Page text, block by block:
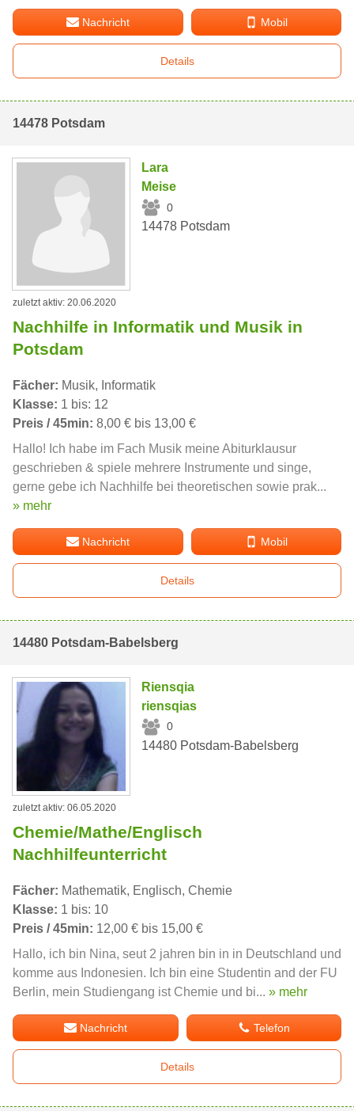
Nachricht Mobil
Details
14478 Potsdam
Lara
Meise
0
14478 Potsdam
zuletzt aktiv: 20.06.2020
Nachhilfe in Informatik und Musik in
Potsdam
Fächer: Musik, Informatik
Klasse: 1 bis: 12
Preis / 45min: 8,00 € bis 13,00 €
Hallo! Ich habe im Fach Musik meine Abiturklausur
geschrieben & spiele mehrere Instrumente und singe,
gerne gebe ich Nachhilfe bei theoretischen sowie prak...
» mehr
Nachricht Mobil
Details
14480 Potsdam-Babelsberg
Riensqia
riensqias
0
14480 Potsdam-Babelsberg
zuletzt aktiv: 06.05.2020
Chemie/Mathe/Englisch
Nachhilfeunterricht
Fächer: Mathematik, Englisch, Chemie
Klasse: 1 bis: 10
Preis / 45min: 12,00 € bis 15,00 €
Hallo, ich bin Nina, seut 2 jahren bin in in Deutschland und
komme aus Indonesien. Ich bin eine Studentin and der FU
Berlin, mein Studiengang ist Chemie und bi... » mehr
Nachricht Telefon
Details